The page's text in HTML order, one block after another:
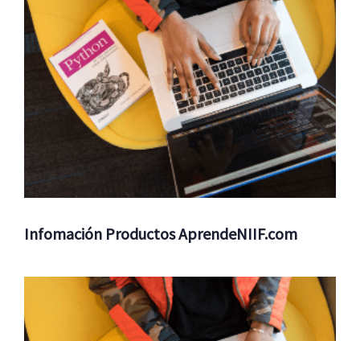
Infomación Productos AprendeNIIF.com